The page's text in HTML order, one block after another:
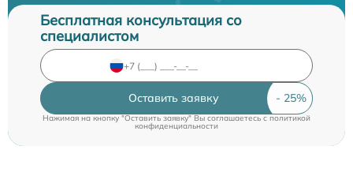
Бесплатная консультация со
специалистом
Оставить заявку
Нажимая на кнопку "Оставить заявку" Вы соглашаетесь cполитикой
конфиденциальности